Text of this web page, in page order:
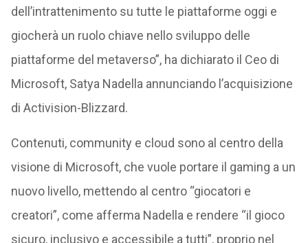
dell’intrattenimento su tutte le piattaforme oggi e
giocherà un ruolo chiave nello sviluppo delle
piattaforme del metaverso”, ha dichiarato il Ceo di
Microsoft, Satya Nadella annunciando l’acquisizione
di Activision-Blizzard.
Contenuti, community e cloud sono al centro della
visione di Microsoft, che vuole portare il gaming a un
nuovo livello, mettendo al centro “giocatori e
creatori”, come afferma Nadella e rendere “il gioco
sicuro, inclusivo e accessibile a tutti”, proprio nel